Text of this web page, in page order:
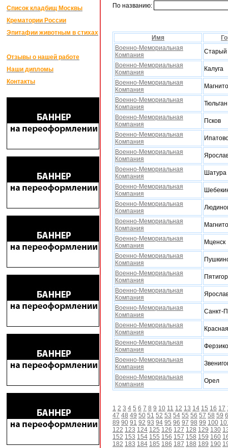
Список кладбищ Москвы
Крематории России
Эпитафии животным в стихах
Отзывы о нашей работе
Наши дипломы
Контакты
По названию:
Имя
Военно-Мемориальная
Компания
Старый
Военно-Мемориальная
Компания
Калуга
Военно-Мемориальная
Компания
Военно-Мемориальная
Компания
Тюльган
Военно-Мемориальная
Компания
Псков
Военно-Мемориальная
Компания
Военно-Мемориальная
Компания
Военно-Мемориальная
Компания
Шатура
Военно-Мемориальная
Компания
Военно-Мемориальная
Компания
Военно-Мемориальная
Компания
Военно-Мемориальная
Компания
Мценск
Военно-Мемориальная
Компания
Военно-Мемориальная
Компания
Военно-Мемориальная
Компания
Военно-Мемориальная
Компания
Санкт-
Военно-Мемориальная
Компания
Военно-Мемориальная
Компания
Военно-Мемориальная
Компания
Военно-Мемориальная
Компания
Орел
1 2 3 4 5 6 7 8 9 10 11 12 13 14 15 16 17
47 48 49 50 51 52 53 54 55 56 57 58 59
89 90 91 92 93 94 95 96 97 98 99 100
122 123 124 125 126 127 128 129 130
152 153 154 155 156 157 158 159 160
182 183 184 185 186 187 188 189 190